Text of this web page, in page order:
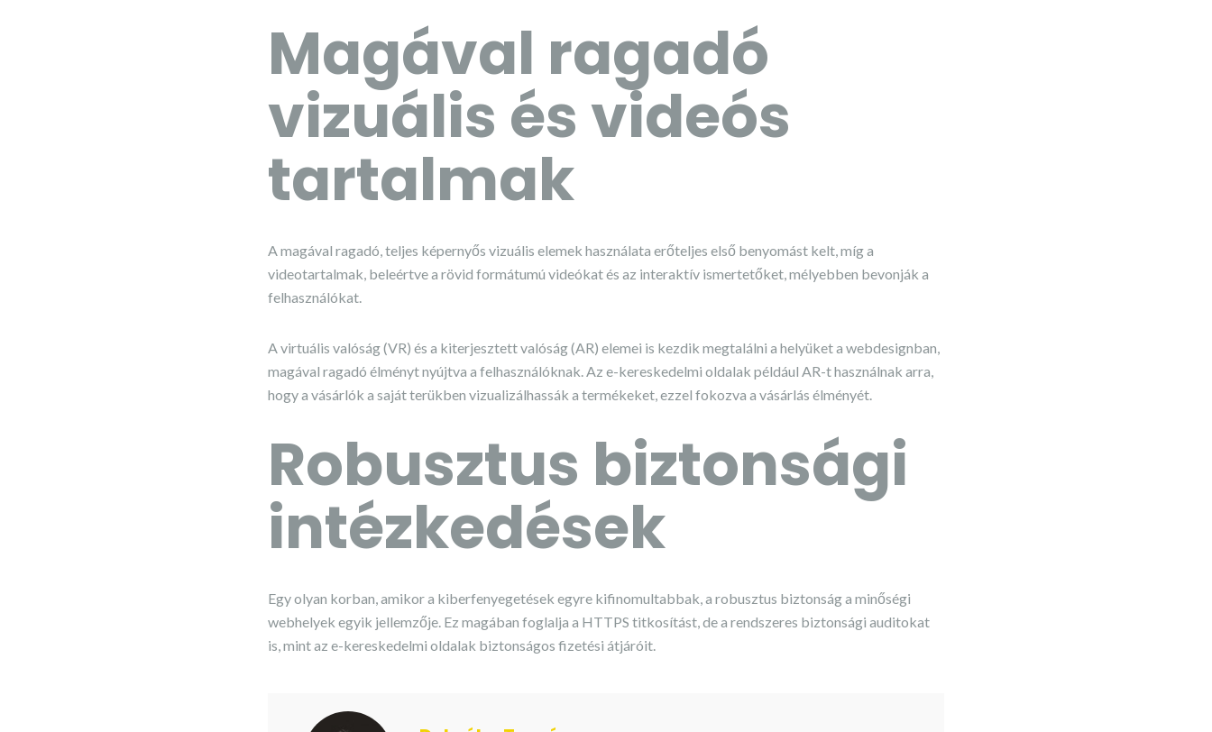
Magával ragadó
vizuális és videós
tartalmak
A magával ragadó, teljes képernyős vizuális elemek használata erőteljes első benyomást kelt, míg a
videotartalmak, beleértve a rövid formátumú videókat és az interaktív ismertetőket, mélyebben bevonják a
felhasználókat.
A virtuális valóság (VR) és a kiterjesztett valóság (AR) elemei is kezdik megtalálni a helyüket a webdesignban,
magával ragadó élményt nyújtva a felhasználóknak. Az e-kereskedelmi oldalak például AR-t használnak arra,
hogy a vásárlók a saját terükben vizualizálhassák a termékeket, ezzel fokozva a vásárlás élményét.
Robusztus biztonsági
intézkedések
Egy olyan korban, amikor a kiberfenyegetések egyre kifinomultabbak, a robusztus biztonság a minőségi
webhelyek egyik jellemzője. Ez magában foglalja a HTTPS titkosítást, de a rendszeres biztonsági auditokat
is, mint az e-kereskedelmi oldalak biztonságos fizetési átjáróit.